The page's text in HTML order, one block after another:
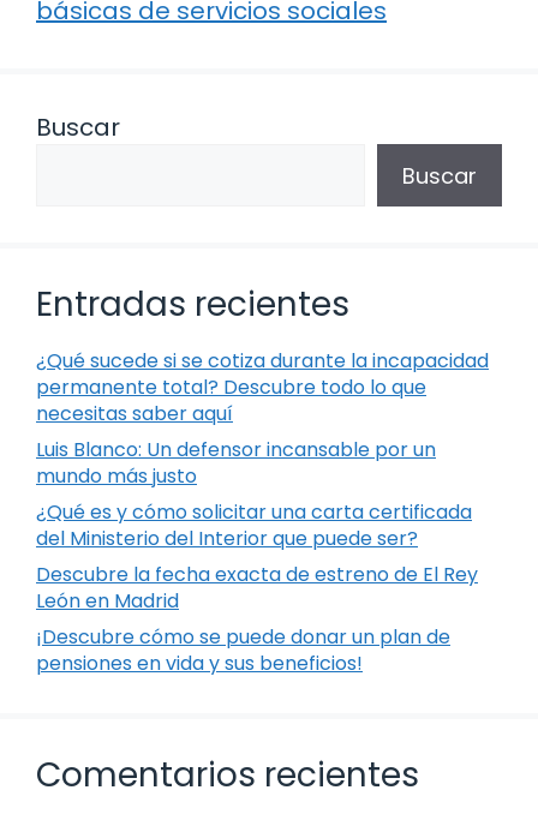
básicas de servicios sociales
Buscar
Buscar
Entradas recientes
¿Qué sucede si se cotiza durante la incapacidad
permanente total? Descubre todo lo que
necesitas saber aquí
Luis Blanco: Un defensor incansable por un
mundo más justo
¿Qué es y cómo solicitar una carta certificada
del Ministerio del Interior que puede ser?
Descubre la fecha exacta de estreno de El Rey
León en Madrid
¡Descubre cómo se puede donar un plan de
pensiones en vida y sus beneficios!
Comentarios recientes